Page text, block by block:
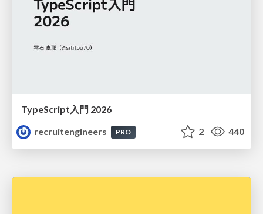
TypeScript入門 2026
recruitengineers
PRO 2 440